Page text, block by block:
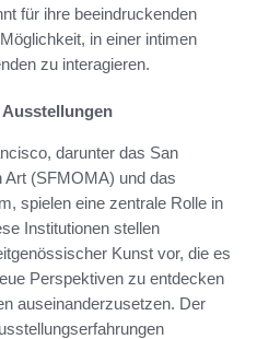
für ihre beeindruckenden
in einer intimen
zu interagieren.
darunter das San
(SFMOMA) und das
spielen eine zentrale Rolle in
Institutionen stellen
Kunst vor, die es
Perspektiven zu entdecken
auseinanderzusetzen. Der